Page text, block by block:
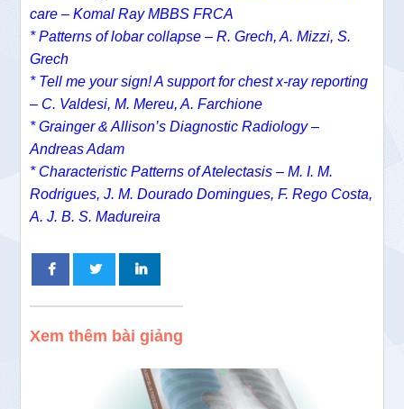
care – Komal Ray MBBS FRCA
* Patterns of lobar collapse – R. Grech, A. Mizzi, S.
Grech
* Tell me your sign! A support for chest x-ray reporting
– C. Valdesi, M. Mereu, A. Farchione
* Grainger & Allison’s Diagnostic Radiology –
Andreas Adam
* Characteristic Patterns of Atelectasis – M. I. M.
Rodrigues, J. M. Dourado Domingues, F. Rego Costa,
A. J. B. S. Madureira
Xem thêm bài giảng